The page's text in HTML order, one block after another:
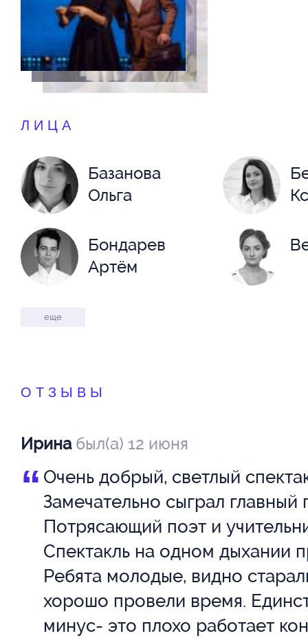
ЛИЦА
Базанова
Ольга
Бондарев
Артём
Захаров
Александра
Лемешко
Марианна
Никулин
Евгений
еще
ОТЗЫВЫ
Иринабыл(а) 12 июня
“ Очень добрый, светлый
Замечательно сыграл главный
Потрясающий поэт и
Спектакль на одном дыхании
Ребята молодые, видно
хорошо провели время.
минус- это плохо работает